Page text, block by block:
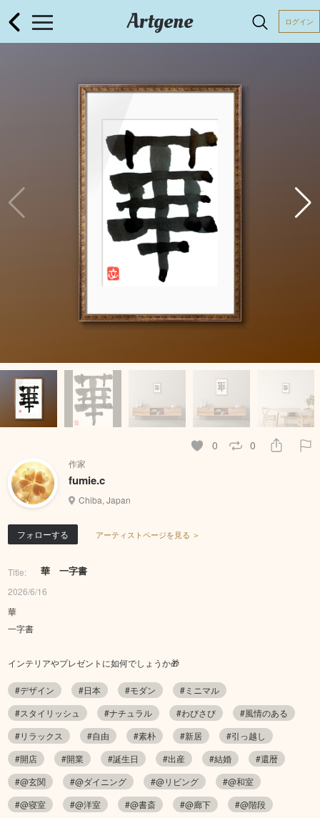
Artgene ログイン
0 0
作家
fumie.c
Chiba, Japan
フォローする アーティストページを見る ＞
Title: 華 一字書
2026/6/16
華
一字書
インテリアやプレゼントに如何でしょうか🎁
#デザイン #日本 #モダン
#ミニマル
#スタイリッシュ
#ナチュラル #わびさび
#風情のある
#リラックス
#自由 #素朴 #新居
#引っ越し
#開店
#開業 #誕生日 #出産 #結婚
#還暦
#@玄関
#@ダイニング #@リビング
#@和室
#@寝室
#@洋室 #@書斎 #@廊下
#@階段